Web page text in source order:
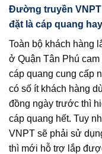
Đường truyền
đặt là cáp quang
Toàn bộ khách hàng
ở Quận Tân Phú
cáp quang cung cấp
có số ít khách hàng
đồng ngày trước thì
cáp quang hết. Tuy
VNPT sẽ phải sử
thì mới hỗ trợ lắp